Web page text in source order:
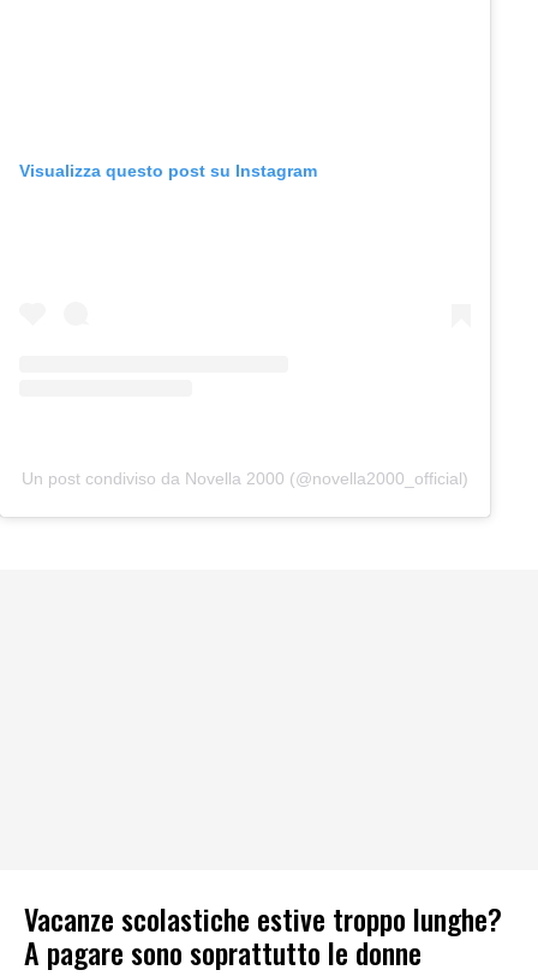
Visualizza questo post su Instagram
Un post condiviso da Novella 2000 (@novella2000_official)
Vacanze scolastiche estive troppo lunghe?
A pagare sono soprattutto le donne